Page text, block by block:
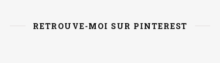
RETROUVE-MOI SUR PINTEREST